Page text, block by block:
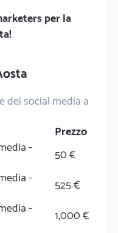
per la
dei social media a
Prezzo
-
50 €
-
525 €
-
1,000 €